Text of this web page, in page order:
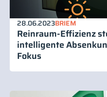
28.06.2023BRIEM
Reinraum-Effizienz
intelligente
Fokus